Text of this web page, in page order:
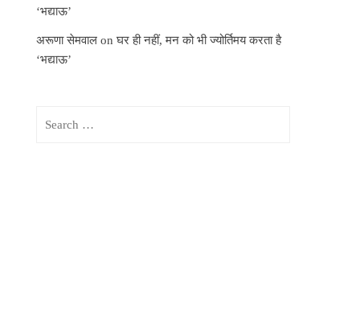
‘भद्याऊ’
अरूणा सेमवाल onघर ही नहीं, मन को भी ज्योर्तिमय करता है
‘भद्याऊ’